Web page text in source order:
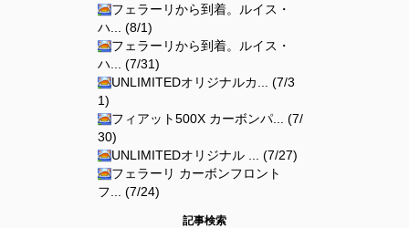
フェラーリから到着。ルイス・
ハ... (8/1)
フェラーリから到着。ルイス・
ハ... (7/31)
UNLIMITEDオリジナルカ... (7/3
1)
フィアット500X カーボンパ... (7/
30)
UNLIMITEDオリジナル ... (7/27)
フェラーリ カーボンフロント
フ... (7/24)
記事検索